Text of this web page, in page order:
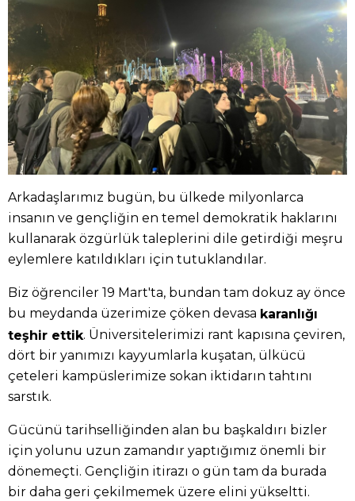
Arkadaşlarımız bugün, bu ülkede milyonlarca
insanın ve gençliğin en temel demokratik haklarını
kullanarak özgürlük taleplerini dile getirdiği meşru
eylemlere katıldıkları için tutuklandılar.
Biz öğrenciler 19 Mart'ta, bundan tam dokuz ay önce
bu meydanda üzerimize çöken devasa karanlığı
teşhir ettik. Üniversitelerimizi rant kapısına çeviren,
dört bir yanımızı kayyumlarla kuşatan, ülkücü
çeteleri kampüslerimize sokan iktidarın tahtını
sarstık.
Gücünü tarihselliğinden alan bu başkaldırı bizler
için yolunu uzun zamandır yaptığımız önemli bir
dönemeçti. Gençliğin itirazı o gün tam da burada
bir daha geri çekilmemek üzere elini yükseltti.